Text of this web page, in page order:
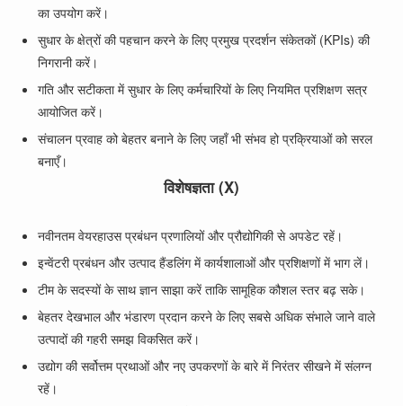
का उपयोग करें।
सुधार के क्षेत्रों की पहचान करने के लिए प्रमुख प्रदर्शन संकेतकों (KPIs) की
निगरानी करें।
गति और सटीकता में सुधार के लिए कर्मचारियों के लिए नियमित प्रशिक्षण सत्र
आयोजित करें।
संचालन प्रवाह को बेहतर बनाने के लिए जहाँ भी संभव हो प्रक्रियाओं को सरल
बनाएँ।
विशेषज्ञता (X)
नवीनतम वेयरहाउस प्रबंधन प्रणालियों और प्रौद्योगिकी से अपडेट रहें।
इन्वेंटरी प्रबंधन और उत्पाद हैंडलिंग में कार्यशालाओं और प्रशिक्षणों में भाग लें।
टीम के सदस्यों के साथ ज्ञान साझा करें ताकि सामूहिक कौशल स्तर बढ़ सके।
बेहतर देखभाल और भंडारण प्रदान करने के लिए सबसे अधिक संभाले जाने वाले
उत्पादों की गहरी समझ विकसित करें।
उद्योग की सर्वोत्तम प्रथाओं और नए उपकरणों के बारे में निरंतर सीखने में संलग्न
रहें।